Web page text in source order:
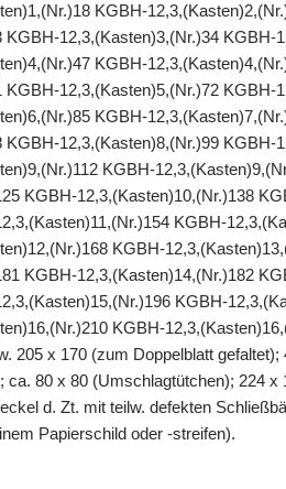
KGBH-
KGBH-12,3,(Kasten)3,(Nr.)34 KGBH-
KGBH-
KGBH-12,3,(Kasten)5,(Nr.)72 KGBH-
KGBH-
KGBH-12,3,(Kasten)8,(Nr.)99 KGBH-
KGBH-
KGBH-12,3,(Kasten)10,(Nr.)138
KGBH-
KGBH-
KGBH-12,3,(Kasten)14,(Nr.)182
KGBH-
KGBH-
205 x 170 (zum Doppelblatt
ca. 80 x 80 (Umschlagtütchen); 224 x
d. Zt. mit teilw. defekten
Papierschild oder -streifen).